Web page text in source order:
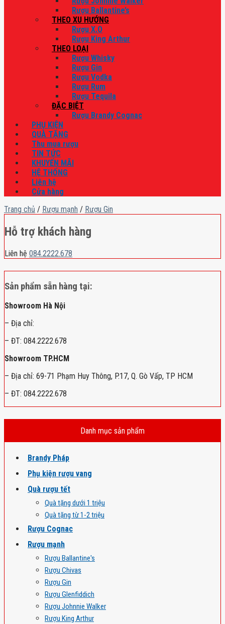
Rượu Ballantine’s
THEO XU HƯỚNG
Rượu X.O
Rượu King Arthur
THEO LOẠI
Rượu Whisky
Rượu Gin
Rượu Vodka
Rượu Rum
Rượu Tequila
ĐẶC BIỆT
Rượu Brandy Cognac
PHỤ KIỆN
QUÀ TẶNG
Thu mua rượu
TIN TỨC
KHUYẾN MÃI
HỆ THỐNG
Liên hệ
Cửa hàng
Trang chủ / Rượu mạnh / Rượu Gin
Hỗ trợ khách hàng
Liên hệ 084.2222.678
Sản phẩm sẵn hàng tại:
Showroom Hà Nội
– Địa chỉ:
– ĐT: 084.2222.678
Showroom TP.HCM
– Địa chỉ: 69-71 Phạm Huy Thông, P.17, Q. Gò Vấp, TP HCM
– ĐT: 084.2222.678
Danh mục sản phẩm
Brandy Pháp
Phụ kiện rượu vang
Quà rượu tết
Quà tặng dưới 1 triệu
Quà tặng từ 1-2 triệu
Rượu Cognac
Rượu mạnh
Rượu Ballantine's
Rượu Chivas
Rượu Gin
Rượu Glenfiddich
Rượu Johnnie Walker
Rượu King Arthur